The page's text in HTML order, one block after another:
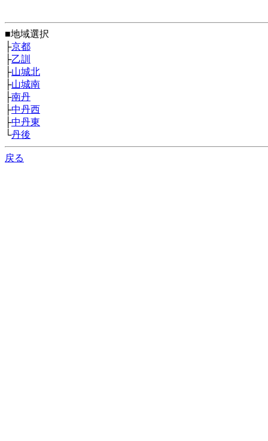
■地域選択
├京都
├乙訓
├山城北
├山城南
├南丹
├中丹西
├中丹東
└丹後
戻る